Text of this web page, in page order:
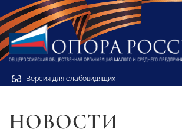
Версия для слабовидящих
НОВОСТИ